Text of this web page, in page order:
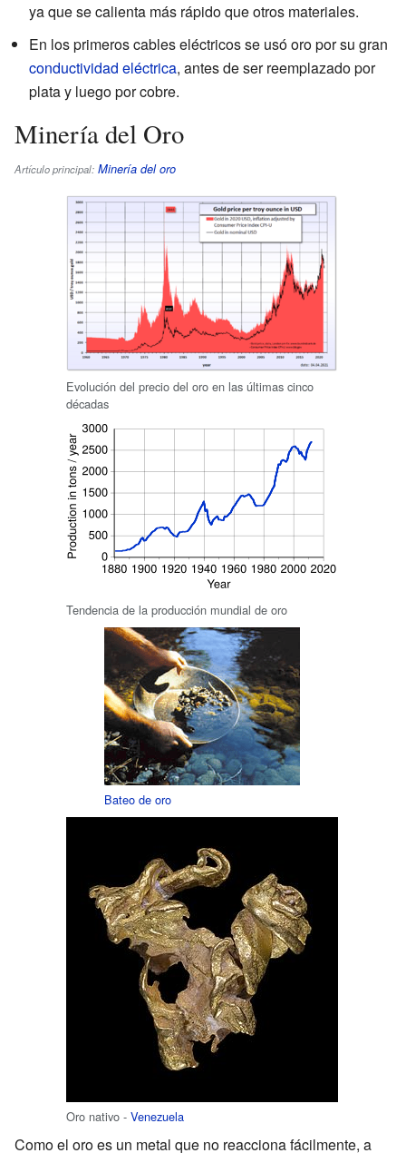
ya que se calienta más rápido que otros materiales.
En los primeros cables eléctricos se usó oro por su gran
conductividad eléctrica, antes de ser reemplazado por
plata y luego por cobre.
Minería del Oro
Artículo principal: Minería del oro
Evolución del precio del oro en las últimas cinco
décadas
Tendencia de la producción mundial de oro
Bateo de oro
Oro nativo - Venezuela
Como el oro es un metal que no reacciona fácilmente, a